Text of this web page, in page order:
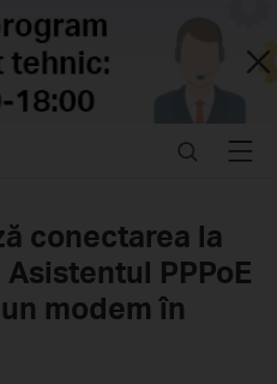
Close
SearchMenu
conectarea la
PPPoE
modem în